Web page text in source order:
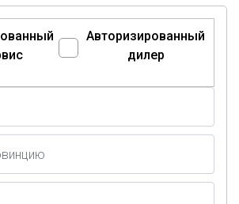
Авторизированный
дилер